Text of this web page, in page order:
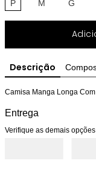
P M G
Descrição
Camisa Manga Longa
Entrega
Verifique as demais